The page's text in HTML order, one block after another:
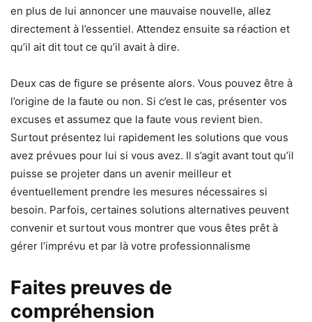
en plus de lui annoncer une mauvaise nouvelle, allez
directement à l’essentiel. Attendez ensuite sa réaction et
qu’il ait dit tout ce qu’il avait à dire.
Deux cas de figure se présente alors. Vous pouvez être à
l’origine de la faute ou non. Si c’est le cas, présenter vos
excuses et assumez que la faute vous revient bien.
Surtout présentez lui rapidement les solutions que vous
avez prévues pour lui si vous avez. Il s’agit avant tout qu’il
puisse se projeter dans un avenir meilleur et
éventuellement prendre les mesures nécessaires si
besoin. Parfois, certaines solutions alternatives peuvent
convenir et surtout vous montrer que vous êtes prêt à
gérer l’imprévu et par là votre professionnalisme
Faites preuves de
compréhension